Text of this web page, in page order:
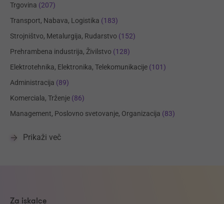
Trgovina (207)
Transport, Nabava, Logistika (183)
Strojništvo, Metalurgija, Rudarstvo (152)
Prehrambena industrija, Živilstvo (128)
Elektrotehnika, Elektronika, Telekomunikacije (101)
Administracija (89)
Komerciala, Trženje (86)
Management, Poslovno svetovanje, Organizacija (83)
Prikaži več
Za iskalce